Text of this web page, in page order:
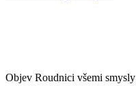
Objev Roudnici všemi smysly